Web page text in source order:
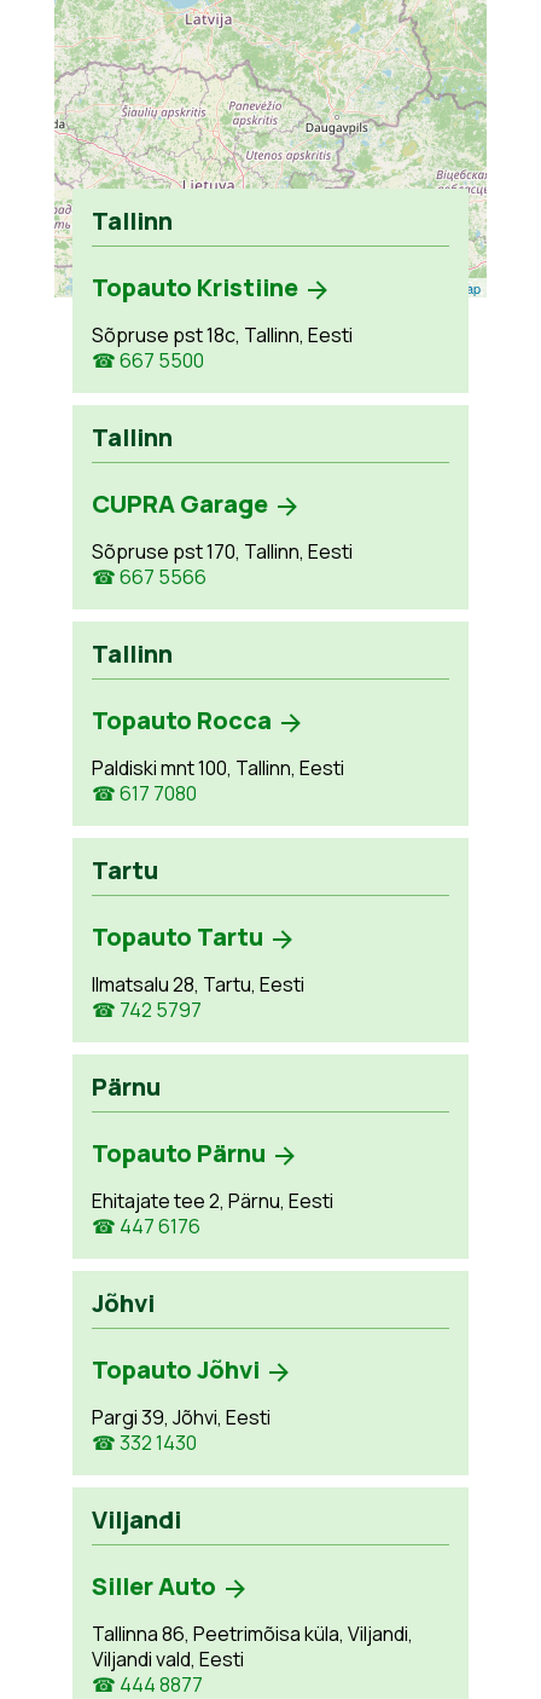
Leaflet OpenStreetMap
Tallinn
Topauto Kristiine
Sõpruse pst 18c, Tallinn, Eesti
☎ 667 5500
Tallinn
CUPRA Garage
Sõpruse pst 170, Tallinn, Eesti
☎ 667 5566
Tallinn
Topauto Rocca
Paldiski mnt 100, Tallinn, Eesti
☎ 617 7080
Tartu
Topauto Tartu
Ilmatsalu 28, Tartu, Eesti
☎ 742 5797
Pärnu
Topauto Pärnu
Ehitajate tee 2, Pärnu, Eesti
☎ 447 6176
Jõhvi
Topauto Jõhvi
Pargi 39, Jõhvi, Eesti
☎ 332 1430
Viljandi
Siller Auto
Tallinna 86, Peetrimõisa küla, Viljandi,
Viljandi vald, Eesti
☎ 444 8877